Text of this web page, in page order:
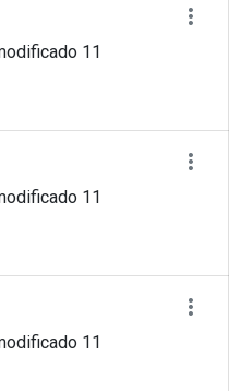
11
11
11